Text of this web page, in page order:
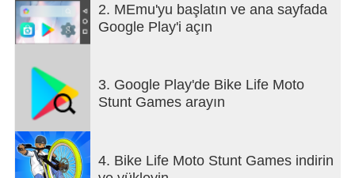
2. MEmu'yu başlatın ve ana sayfada
Google Play'i açın
3. Google Play'de Bike Life Moto
Stunt Games arayın
4. Bike Life Moto Stunt Games indirin